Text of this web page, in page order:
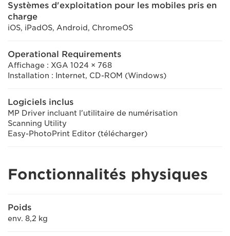
Systèmes d'exploitation pour les mobiles pris en
charge
iOS, iPadOS, Android, ChromeOS
Operational Requirements
Affichage : XGA 1024 × 768
Installation : Internet, CD-ROM (Windows)
Logiciels inclus
MP Driver incluant l'utilitaire de numérisation
Scanning Utility
Easy-PhotoPrint Editor (télécharger)
Fonctionnalités physiques
Poids
env. 8,2 kg